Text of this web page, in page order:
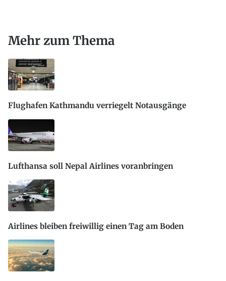
Mehr zum Thema
Flughafen Kathmandu verriegelt Notausgänge
Lufthansa soll Nepal Airlines voranbringen
Airlines bleiben freiwillig einen Tag am Boden